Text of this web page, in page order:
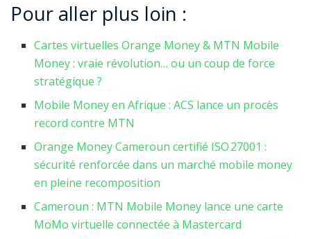
Pour aller plus loin :
Cartes virtuelles Orange Money & MTN Mobile
Money : vraie révolution… ou un coup de force
stratégique ?
Mobile Money en Afrique : ACS lance un procès
record contre MTN
Orange Money Cameroun certifié ISO 27001 :
sécurité renforcée dans un marché mobile money
en pleine recomposition
Cameroun : MTN Mobile Money lance une carte
MoMo virtuelle connectée à Mastercard